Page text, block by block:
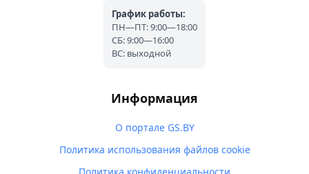
График работы:
ПН—ПТ: 9:00—18:00
СБ: 9:00—16:00
ВС: выходной
Информация
О портале GS.BY
Политика использования файлов cookie